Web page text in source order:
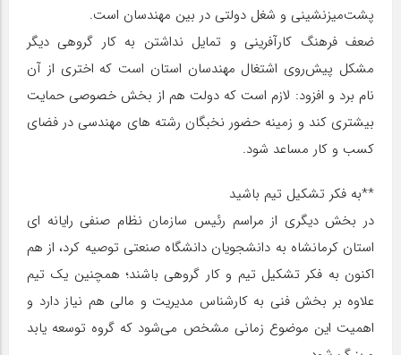
پشت‌میزنشینی و شغل دولتی در بین مهندسان است.
ضعف فرهنگ کارآفرینی و تمایل نداشتن به کار گروهی دیگر
مشکل پیش‌روی اشتغال مهندسان استان است که اختری از آن
نام برد و افزود: لازم است که دولت هم از بخش خصوصی حمایت
بیشتری کند و زمینه حضور نخبگان رشته های مهندسی در فضای
کسب و کار مساعد شود.
**به فکر تشکیل تیم باشید
در بخش دیگری از مراسم رئیس سازمان نظام صنفی رایانه ای
استان کرمانشاه به دانشجویان دانشگاه صنعتی توصیه کرد، از هم
اکنون به فکر تشکیل تیم و کار گروهی باشند؛ همچنین یک تیم
علاوه بر بخش فنی به کارشناس مدیریت و مالی هم نیاز دارد و
اهمیت این موضوع زمانی مشخص می‌شود که گروه توسعه یابد